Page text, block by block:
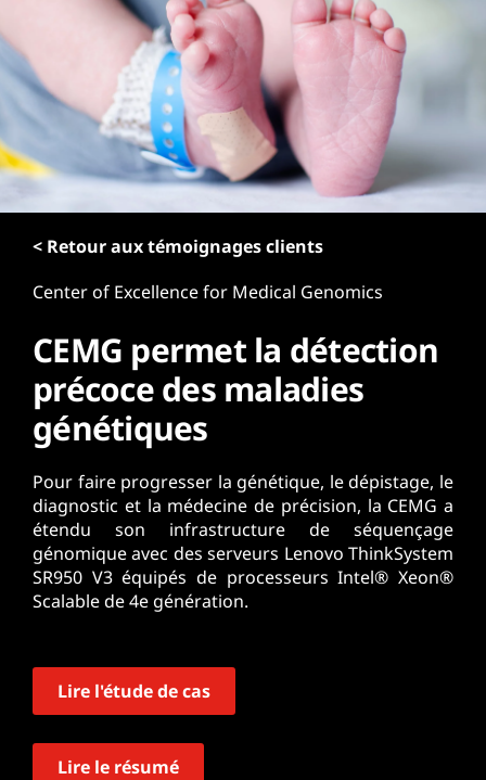
n
u
p
i
n
< Retour aux témoignages clients
Center of Excellence for Medical Genomics
CEMG permet la détection
précoce des maladies
génétiques
Pour faire progresser la génétique, le dépistage, le
diagnostic et la médecine de précision, la CEMG a
étendu son infrastructure de séquençage
génomique avec des serveurs Lenovo ThinkSystem
SR950 V3 équipés de processeurs Intel® Xeon®
Scalable de 4e génération.
Lire l'étude de cas
Lire le résumé